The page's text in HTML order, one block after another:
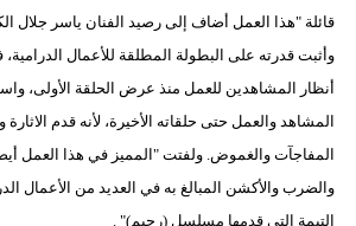
قائلة "هذا العمل أضاف إلى رصيد الفنان ياسر جلال
وأثبت قدرته على البطولة المطلقة للأعمال
أنظار المشاهدين للعمل منذ عرض الحلقة الأولى،
المشاهد والعمل حتى حلقاته الأخيرة، لأنه قدم
المفاجآت والغموض. ولفتت "المميز في هذا العمل
والضرب والأكشن المبالغ به في العديد من الأعمال
التيمة التي قدمها مسلسل (رحيم)" .